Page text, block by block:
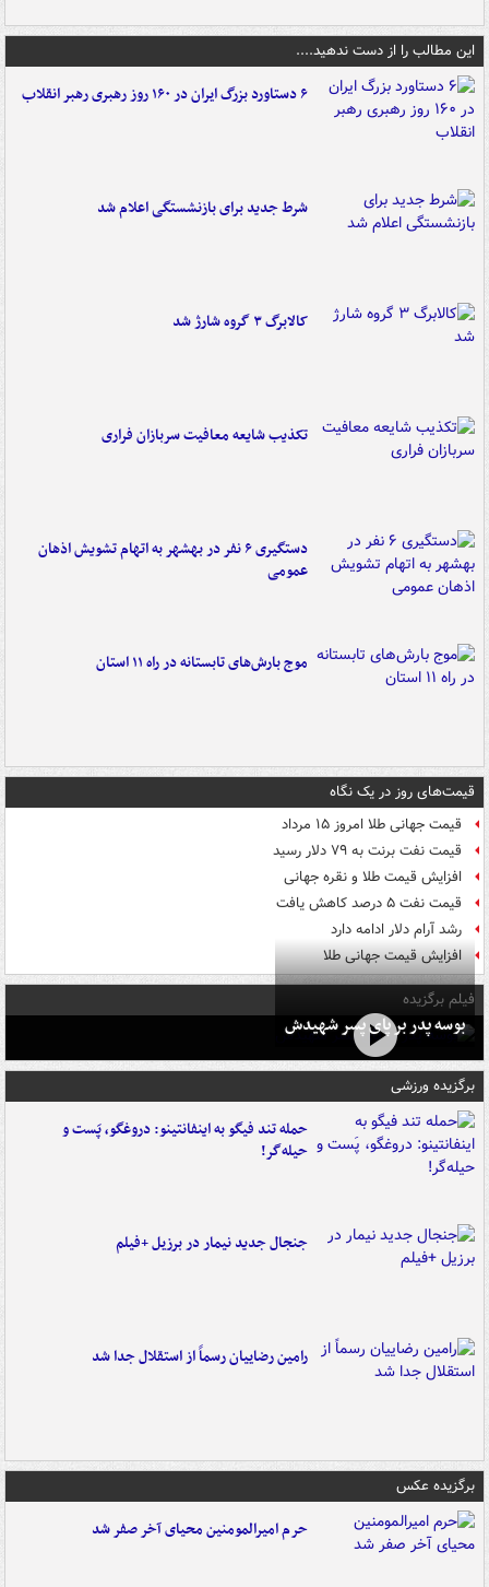
این مطالب را از دست ندهید....
۶ دستاورد بزرگ ایران در ۱۶۰ روز رهبری رهبر انقلاب
شرط جدید برای بازنشستگی اعلام شد
کالابرگ ۳ گروه شارژ شد
تکذیب شایعه معافیت سربازان فراری
دستگیری ۶ نفر در بهشهر به اتهام تشویش اذهان
عمومی
موج بارش‌های تابستانه در راه ۱۱ استان
قیمت‌های روز در یک نگاه
قیمت جهانی طلا امروز ۱۵ مرداد
قیمت نفت برنت به ۷۹ دلار رسید
افزایش قیمت طلا و نقره جهانی
قیمت نفت ۵ درصد کاهش یافت
رشد آرام دلار ادامه دارد
افزایش قیمت جهانی طلا
فیلم برگزیده
بوسه‌ پدر بر پای پسر شهیدش
برگزیده ورزشی
حمله تند فیگو به اینفانتینو: دروغگو، پَست‌ و
حیله‌گر!
جنجال جدید نیمار در برزیل +فیلم
رامین رضاییان رسماً از استقلال جدا شد
برگزیده عکس
حرم امیرالمومنین محیای آخر صفر شد